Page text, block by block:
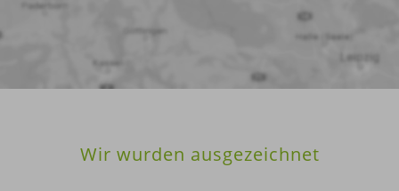
Wir wurden ausgezeichnet